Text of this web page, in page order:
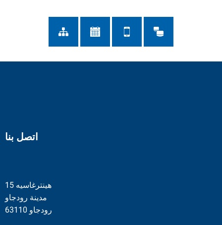
اتصل بنا
هينترغاسيه 15
مدينة رودجاو
63110 رودجاو